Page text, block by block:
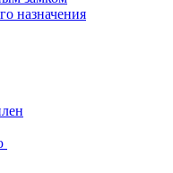
назначения